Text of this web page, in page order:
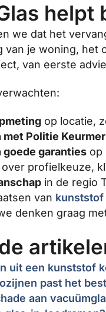
we dat het
van je woning,
van eerste
op locatie,
Politie
garanties op
over profielkeuze,
in de regio
van
denken graag
uit een kunststof
past het
aan